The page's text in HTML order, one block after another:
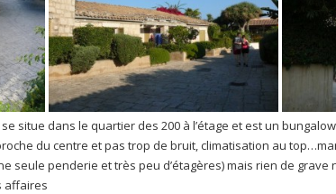
situe dans le quartier des 200 à l’étage et est un
du centre et pas trop de bruit, climatisation au
seule penderie et très peu d’étagères) mais rien de
affaires